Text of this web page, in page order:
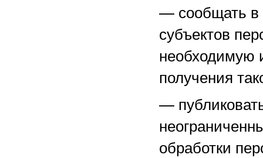
— сообщать
субъектов
необходимую
получения
—
обработки